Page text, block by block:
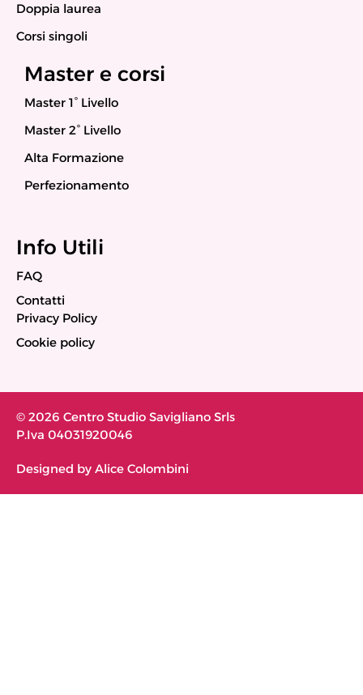
Doppia laurea
Corsi singoli
Master e corsi
Master 1° Livello
Master 2° Livello
Alta Formazione
Perfezionamento
Info Utili
FAQ
Contatti
Privacy Policy
Cookie policy
© 2026 Centro Studio Savigliano Srls
P.Iva 04031920046
Designed by Alice Colombini